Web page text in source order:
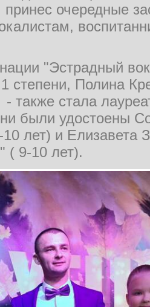
принес очередные
"Эстрадный
степени, Полина
также стала
были удостоены
лет) и Елизавета
( 9-10 лет).